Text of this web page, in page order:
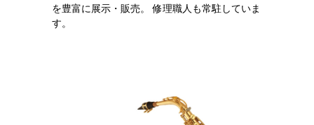
を豊富に展示・販売。 修理職人も常駐していま
す。